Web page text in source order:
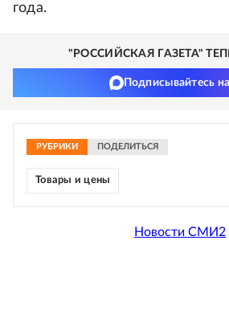
года.
"РОССИЙСКАЯ ГАЗЕТА"
Подписывайтесь
РУБРИКИ ПОДЕЛИТЬСЯ
Товары и цены
Новости СМИ2